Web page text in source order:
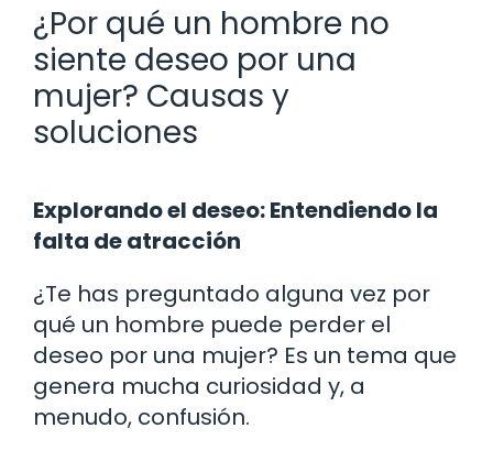
¿Por qué un hombre no
siente deseo por una
mujer? Causas y
soluciones
Explorando el deseo: Entendiendo la
falta de atracción
¿Te has preguntado alguna vez por
qué un hombre puede perder el
deseo por una mujer? Es un tema que
genera mucha curiosidad y, a
menudo, confusión.